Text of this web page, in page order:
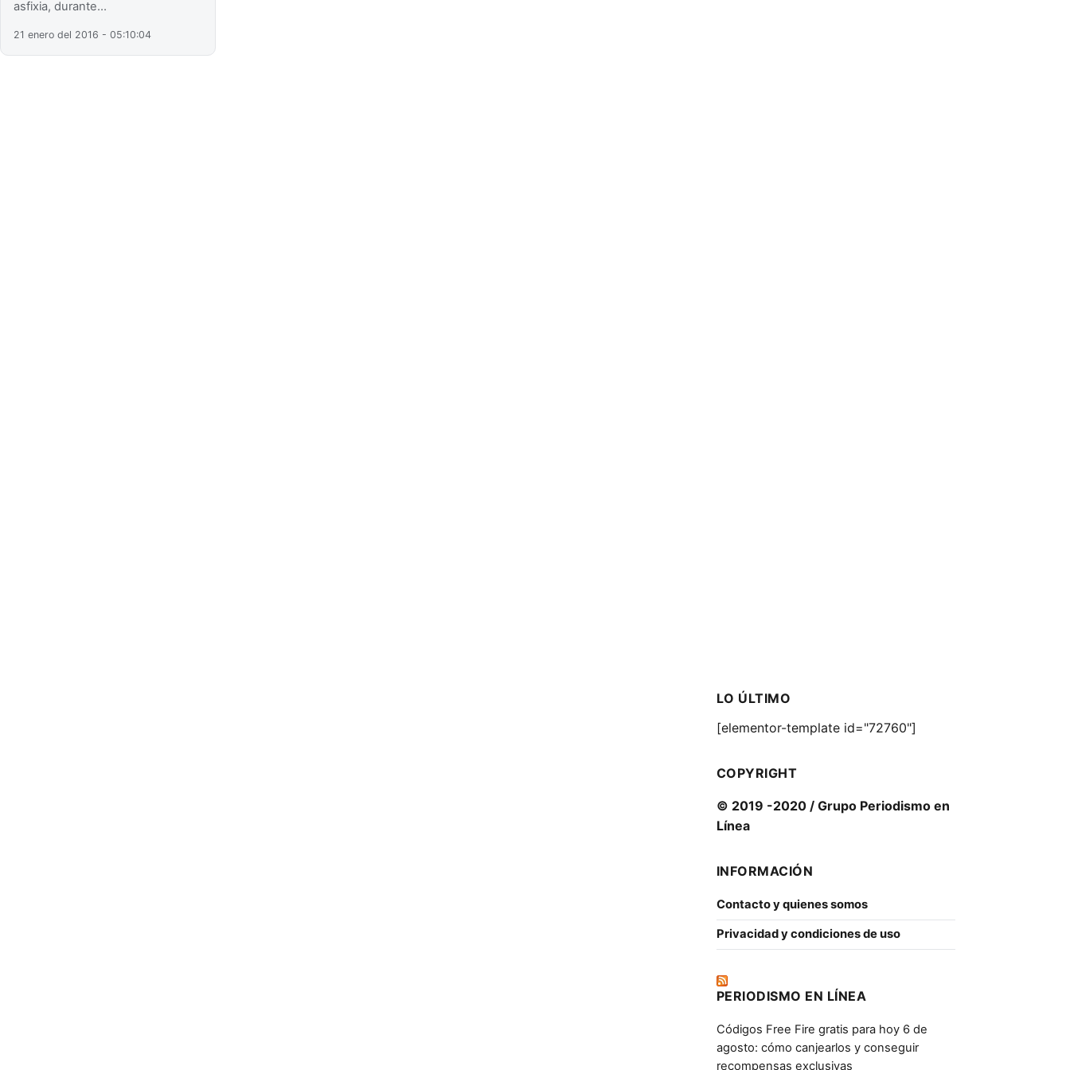
asfixia, durante…
21 enero del 2016 - 05:10:04
LO ÚLTIMO
[elementor-template id="72760"]
COPYRIGHT
© 2019 -2020 / Grupo Periodismo en
Línea
INFORMACIÓN
Contacto y quienes somos
Privacidad y condiciones de uso
PERIODISMO EN LÍNEA
Códigos Free Fire gratis para hoy 6 de
agosto: cómo canjearlos y conseguir
recompensas exclusivas